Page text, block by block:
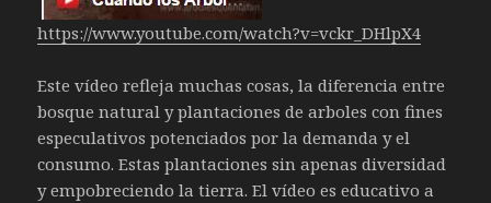
https://www.youtube.com/watch?v=vckr_DHlpX4
Este vídeo refleja muchas cosas, la diferencia entre
bosque natural y plantaciones de arboles con fines
especulativos potenciados por la demanda y el
consumo. Estas plantaciones sin apenas diversidad
y empobreciendo la tierra. El vídeo es educativo a